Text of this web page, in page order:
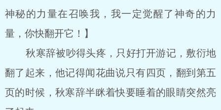
神秘的力量在召唤我，我一定觉醒了神奇的力
量，你快翻开它！】
秋寒辞被吵得头疼，只好打开游记，敷衍地
翻了起来，他记得闻花曲说只有四页，翻到第五
页的时候，秋寒辞半眯着快要睡着的眼睛突然亮